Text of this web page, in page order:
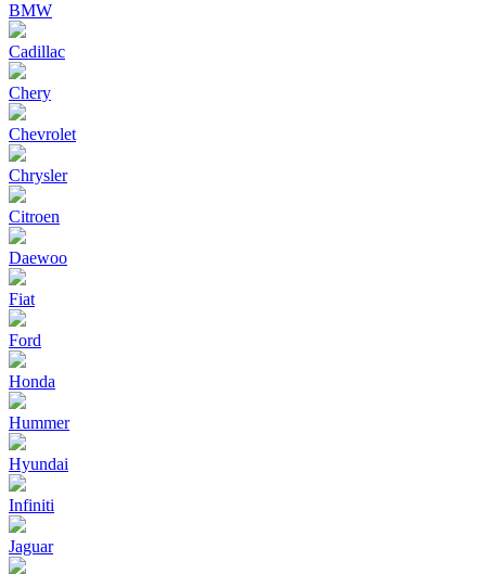
BMW
Cadillac
Chery
Chevrolet
Chrysler
Citroen
Daewoo
Fiat
Ford
Honda
Hummer
Hyundai
Infiniti
Jaguar